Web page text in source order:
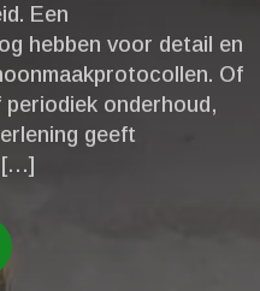
Een
hebben voor detail en
Of
onderhoud,
geeft
[…]